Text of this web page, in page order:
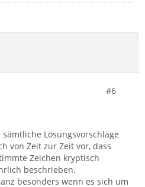
#6
Lösungsvorschläge
von Zeit zur Zeit vor, dass
Zeichen kryptisch
beschrieben.
besonders wenn es sich um